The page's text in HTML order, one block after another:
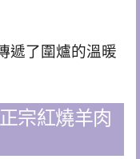
遞了圍爐的溫暖
宗紅燒羊肉